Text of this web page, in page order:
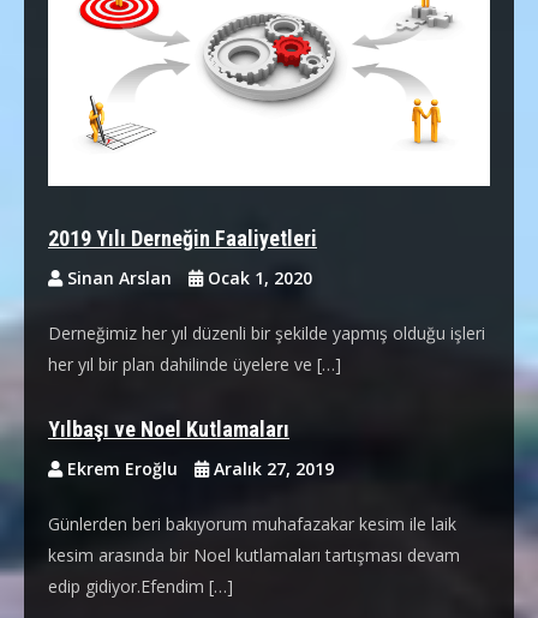
2019 Yılı Derneğin Faaliyetleri
Sinan Arslan Ocak 1, 2020
Derneğimiz her yıl düzenli bir şekilde yapmış olduğu işleri
her yıl bir plan dahilinde üyelere ve […]
Yılbaşı ve Noel Kutlamaları
Ekrem Eroğlu Aralık 27, 2019
Günlerden beri bakıyorum muhafazakar kesim ile laik
kesim arasında bir Noel kutlamaları tartışması devam
edip gidiyor.Efendim […]